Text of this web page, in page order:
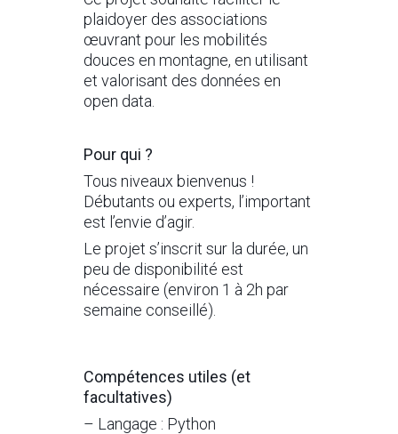
plaidoyer des associations
œuvrant pour les mobilités
douces en montagne, en utilisant
et valorisant des données en
open data.
Pour qui ?
Tous niveaux bienvenus !
Débutants ou experts, l’important
est l’envie d’agir.
Le projet s’inscrit sur la durée, un
peu de disponibilité est
nécessaire (environ 1 à 2h par
semaine conseillé).
Compétences utiles (et
facultatives)
– Langage : Python